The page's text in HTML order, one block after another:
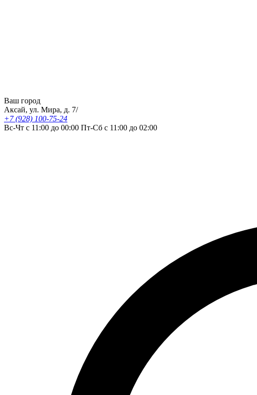
Ваш город
Аксай, ул. Мира, д. 7/
+7 (928) 100-75-24
Вс-Чт с 11:00 до 00:00 Пт-Сб с 11:00 до 02:00